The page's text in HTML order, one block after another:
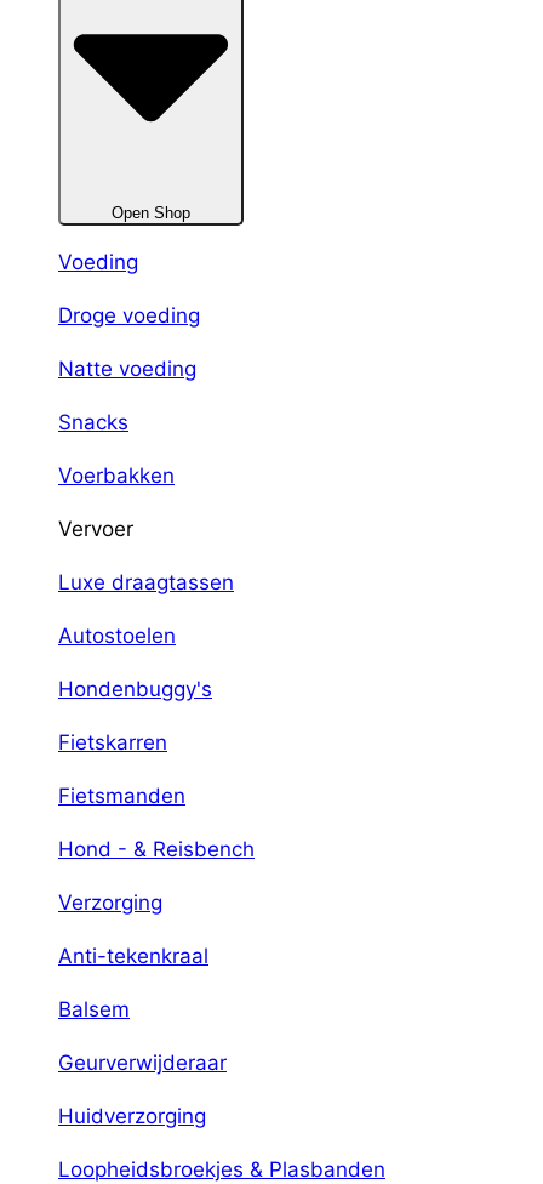
Open Shop
Voeding
Droge voeding
Natte voeding
Snacks
Voerbakken
Vervoer
Luxe draagtassen
Autostoelen
Hondenbuggy's
Fietskarren
Fietsmanden
Hond - & Reisbench
Verzorging
Anti-tekenkraal
Balsem
Geurverwijderaar
Huidverzorging
Loopheidsbroekjes & Plasbanden